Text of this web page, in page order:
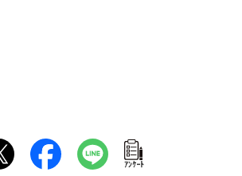
ｱﾝｹｰﾄ